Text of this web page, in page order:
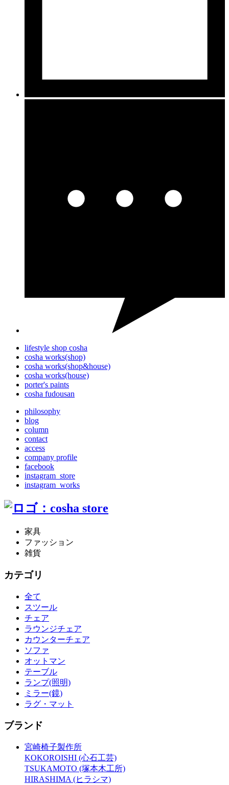
lifestyle shop cosha
cosha works(shop)
cosha works(shop&house)
cosha works(house)
porter's paints
cosha fudousan
philosophy
blog
column
contact
access
company profile
facebook
instagram_store
instagram_works
家具
ファッション
雑貨
カテゴリ
全て
スツール
チェア
ラウンジチェア
カウンターチェア
ソファ
オットマン
テーブル
ランプ(照明)
ミラー(鏡)
ラグ・マット
ブランド
宮崎椅子製作所
KOKOROISHI (心石工芸)
TSUKAMOTO (塚本木工所)
HIRASHIMA (ヒラシマ)